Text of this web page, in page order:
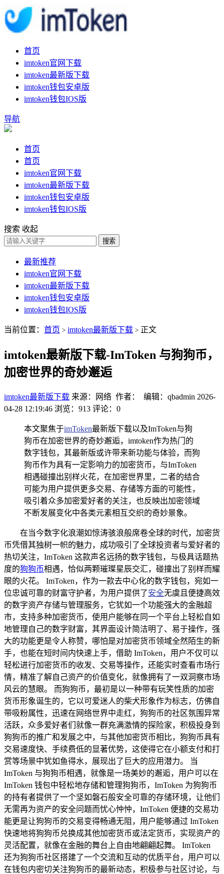
首页
imtoken官网下载
imtoken最新版下载
imtoken钱包安卓版
imtoken钱包IOS版
导航
首页
首页
imtoken官网下载
imtoken最新版下载
imtoken钱包安卓版
imtoken钱包IOS版
搜索 收起
搜索
最新推荐
imtoken官网下载
imtoken最新版下载
imtoken钱包安卓版
imtoken钱包IOS版
当前位置： 首页 > imtoken最新版下载 > 正文
imtoken最新版下载-ImToken 与狗狗币，
加密世界的奇妙邂逅
imtoken最新版下载 来源：网络 作者： 编辑：qbadmin 2026-
04-28 12:19:46 浏览：913 评论：0
本文聚焦于imToken最新版下载以及ImToken与狗
狗币在加密世界的奇妙邂逅，imtoken作为热门的
数字钱包，其最新版或许带来新功能与体验，而狗
狗币作为具有一定影响力的加密货币，与ImToken
相遇碰撞出别样火花，在加密世界里，二者的结合
可能为用户提供更多交易、存储等方面的可能性，
吸引着众多加密爱好者的关注，也反映出加密领域
不断发展变化中各类元素相互交织的奇妙景象。
在当今数字化浪潮如惊涛骇浪般席卷全球的时代，加密货
币凭借其独树一帜的魅力，成功吸引了全球投资者与爱好者的
热切关注，ImToken 这款声名远扬的数字钱包，与极具话题热
度的狗狗币相遇，恰似两颗璀璨星辰交汇，碰撞出了别样而耀
眼的火花。 ImToken，作为一款去中心化的数字钱包，宛如一
位忠诚可靠的财富守护者，为用户提供了安全无虞且便捷高效
的数字资产存储与管理服务，它犹如一个功能强大的金融超
市，支持多种加密货币，使用户能够在同一个平台上轻松自如
地管理自己的数字财富，其界面设计简洁明了、易于操作，强
大的功能更是令人称赞，哪怕是对加密货币领域全然陌生的新
手，也能在短时间内快速上手，借助 ImToken，用户不仅可以
轻松进行加密货币的收发、交易等操作，还能实时查看市场行
情，精准了解自己资产的价值变化，就像拥有了一双洞察市场
风云的慧眼。 而狗狗币，最初是以一种带有玩笑性质的加密
货币形象诞生的，它以可爱迷人的柴犬形象作为标志，仿佛自
带吸粉属性，迅速在网络世界中走红，狗狗币的社区氛围异常
活跃，众多爱好者们就像一群充满激情的探险家，积极投身到
狗狗币的推广和发展之中，与其他加密货币相比，狗狗币具有
交易速度快、手续费低的显著优势，这使得它在小额支付和打
赏等场景中犹如鱼得水，展现出了巨大的应用潜力。 当
ImToken 与狗狗币相遇，就像是一场美妙的邂逅，用户可以在
ImToken 钱包中轻松地存储和管理狗狗币，ImToken 为狗狗币
的持有者提供了一个坚如磐石般安全可靠的存储环境，让他们
无需再为资产的安全问题而忧心忡忡，ImToken 便捷的交易功
能更是让狗狗币的交易变得畅通无阻，用户能够通过 ImToken
快速地将狗狗币兑换成其他加密货币或法定货币，实现资产的
灵活配置，就像在金融的舞台上自由地翩翩起舞。 ImToken
还为狗狗币社区搭建了一个交流和互动的优质平台，用户可以
在钱包内密切关注狗狗币的最新动态，积极参与社区讨论，与